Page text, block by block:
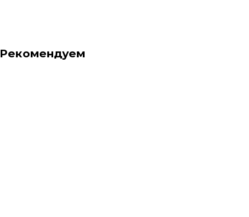
Рекомендуем